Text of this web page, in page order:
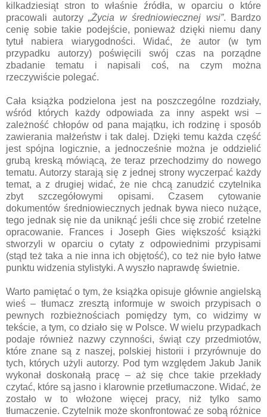
kilkadziesiąt stron to właśnie źródła, w oparciu o które
pracowali autorzy „Życia w średniowiecznej wsi”. Bardzo
cenię sobie takie podejście, ponieważ dzięki niemu dany
tytuł nabiera wiarygodności. Widać, że autor (w tym
przypadku autorzy) poświęcili swój czas na porządne
zbadanie tematu i napisali coś, na czym można
rzeczywiście polegać.
Cała książka podzielona jest na poszczególne rozdziały,
wśród których każdy odpowiada za inny aspekt wsi –
zależność chłopów od pana majątku, ich rodzinę i sposób
zawierania małżeństw i tak dalej. Dzięki temu każda część
jest spójna logicznie, a jednocześnie można je oddzielić
grubą kreską mówiącą, że teraz przechodzimy do nowego
tematu. Autorzy starają się z jednej strony wyczerpać każdy
temat, a z drugiej widać, że nie chcą zanudzić czytelnika
zbyt szczegółowymi opisami. Czasem cytowanie
dokumentów średniowiecznych jednak bywa nieco nużące,
tego jednak się nie da uniknąć jeśli chce się zrobić rzetelne
opracowanie. Frances i Joseph Gies większość książki
stworzyli w oparciu o cytaty z odpowiednimi przypisami
(stąd też taka a nie inna ich objętość), co też nie było łatwe
punktu widzenia stylistyki. A wyszło naprawdę świetnie.
Warto pamiętać o tym, że książka opisuje głównie angielską
wieś – tłumacz zresztą informuje w swoich przypisach o
pewnych rozbieżnościach pomiędzy tym, co widzimy w
tekście, a tym, co działo się w Polsce. W wielu przypadkach
podaje również nazwy czynności, świąt czy przedmiotów,
które znane są z naszej, polskiej historii i przyrównuje do
tych, których użyli autorzy. Pod tym względem Jakub Janik
wykonał doskonałą pracę – aż się chce takie przekłady
czytać, które są jasno i klarownie przetłumaczone. Widać, że
zostało w to włożone więcej pracy, niż tylko samo
tłumaczenie. Czytelnik może skonfrontować ze sobą różnice